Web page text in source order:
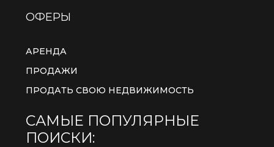
ОФЕРЫ
АРЕНДА
ПРОДАЖИ
ПРОДАТЬ СВОЮ НЕДВИЖИМОСТЬ
САМЫЕ ПОПУЛЯРНЫЕ
ПОИСКИ: